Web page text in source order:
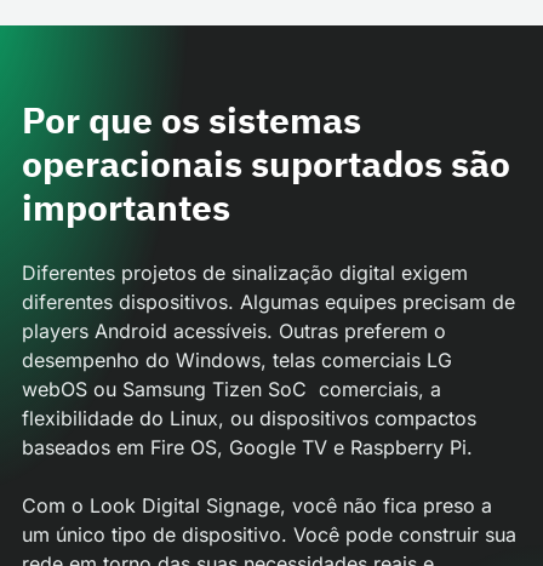
Por que os sistemas
operacionais suportados são
importantes
Diferentes projetos de sinalização digital exigem
diferentes dispositivos. Algumas equipes precisam de
players Android acessíveis. Outras preferem o
desempenho do Windows, telas comerciais LG
webOS ou Samsung Tizen SoC comerciais, a
flexibilidade do Linux, ou dispositivos compactos
baseados em Fire OS, Google TV e Raspberry Pi.
Com o Look Digital Signage, você não fica preso a
um único tipo de dispositivo. Você pode construir sua